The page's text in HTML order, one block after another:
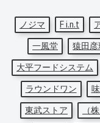
ノジマ F i.n.t
一風堂
猿田
大平フードシステム
ラウンドワン
東武ストア
（